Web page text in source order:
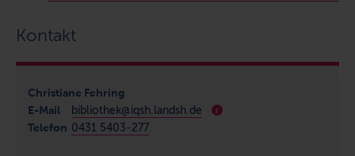
Kontakt
Christiane Fehring
E-Mail
bibliothek@iqsh.landsh.de
i
Telefon 0431 5403-277